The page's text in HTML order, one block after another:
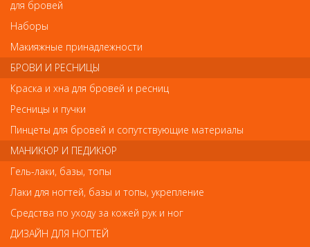
Отзывы
Напишите свой отзыв
Имя
Код
для бровей
Наборы
Макияжные принадлежности
БРОВИ И РЕСНИЦЫ
Краска и хна для бровей и ресниц
Ресницы и пучки
Пинцеты для бровей и сопутствующие материалы
МАНИКЮР И ПЕДИКЮР
Гель-лаки, базы, топы
Лаки для ногтей, базы и топы, укрепление
Средства по уходу за кожей рук и ног
ДИЗАЙН ДЛЯ НОГТЕЙ